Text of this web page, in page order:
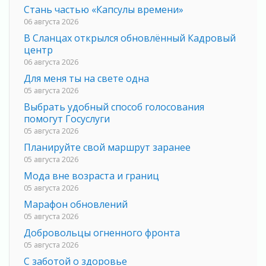
Стань частью «Капсулы времени»
06 августа 2026
В Сланцах открылся обновлённый Кадровый
центр
06 августа 2026
Для меня ты на свете одна
05 августа 2026
Выбрать удобный способ голосования
помогут Госуслуги
05 августа 2026
Планируйте свой маршрут заранее
05 августа 2026
Мода вне возраста и границ
05 августа 2026
Марафон обновлений
05 августа 2026
Добровольцы огненного фронта
05 августа 2026
С заботой о здоровье